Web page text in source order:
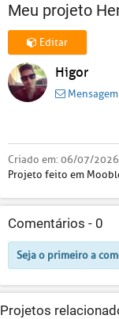
Meu projeto
Editar
Higor
Mensagem
Criado em:06/07/2026
Projeto feito em
Comentários - 0
Seja o primeiro a
Projetos